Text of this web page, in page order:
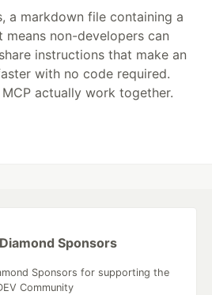
a markdown file containing a
means non-developers can
instructions that make an
with no code required.
actually work together.
Sponsors
Sponsors for supporting the
Community